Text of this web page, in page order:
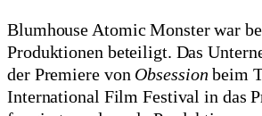
Blumhouse Atomic Monster war
Produktionen beteiligt. Das
der Premiere von Obsession beim
International Film Festival in das